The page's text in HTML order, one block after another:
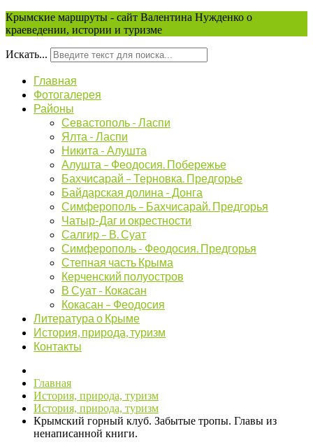
Крымские маршруты - сайт Валентина Нужденко о
краеведении, истории и туризме
Искать...
Главная
Фотогалерея
Районы
Севастополь - Ласпи
Ялта - Ласпи
Никита - Алушта
Алушта – Феодосия. Побережье
Бахчисарай – Терновка. Предгорье
Байдарская долина - Донга
Симферополь – Бахчисарай. Предгорья
Чатыр-Даг и окрестности
Салгир – В. Суат
Симферополь - Феодосия. Предгорья
Степная часть Крыма
Керченский полуостров
В Суат - Кокасан
Кокасан – Феодосия
Литература о Крыме
История, природа, туризм
Контакты
Главная
История, природа, туризм
История, природа, туризм
Крымский горный клуб. Забытые тропы. Главы из
ненаписанной книги.